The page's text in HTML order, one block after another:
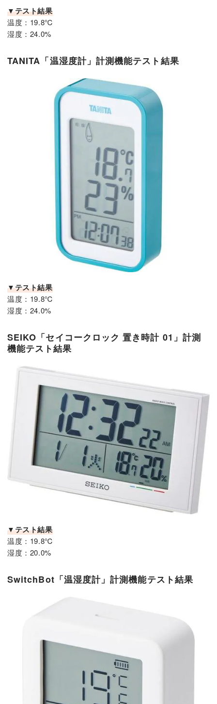
▼テスト結果
温度：19.8℃
湿度：24.0%
TANITA「温湿度計」計測機能テスト結果
▼テスト結果
温度：19.8℃
湿度：24.0%
SEIKO「セイコークロック 置き時計 01」計測
機能テスト結果
▼テスト結果
温度：19.8℃
湿度：20.0%
SwitchBot「温湿度計」計測機能テスト結果